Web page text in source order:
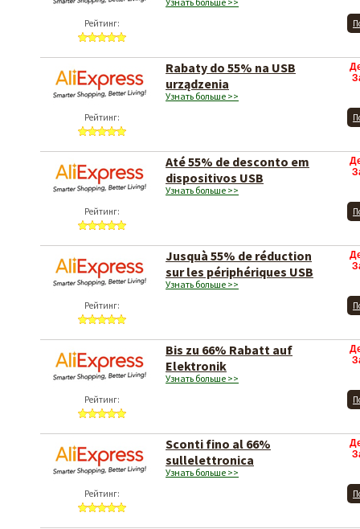
Рейтинг:
Рейтинг:
Rabaty do 55% na USB
urządzenia
Узнать больше >>
Рейтинг:
Até 55% de desconto em
dispositivos USB
Узнать больше >>
Рейтинг:
Jusquà 55% de réduction
sur les périphériques USB
Узнать больше >>
Рейтинг:
Bis zu 66% Rabatt auf
Elektronik
Узнать больше >>
Рейтинг:
Sconti fino al 66%
sullelettronica
Узнать больше >>